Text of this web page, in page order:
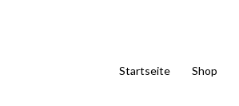
Startseite Shop